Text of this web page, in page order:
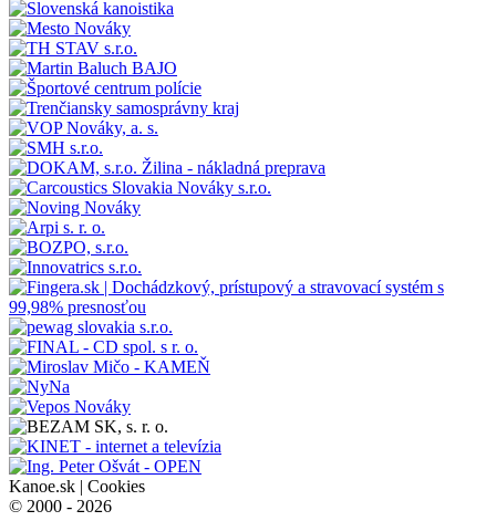
Kanoe.sk | Cookies
© 2000 - 2026